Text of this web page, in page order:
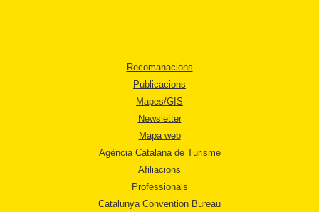
Recomanacions
Publicacions
Mapes/GIS
Newsletter
Mapa web
Agència Catalana de Turisme
Afiliacions
Professionals
Catalunya Convention Bureau